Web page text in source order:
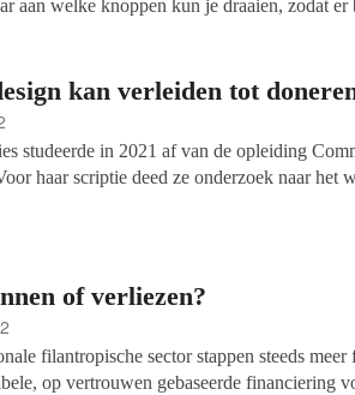
aan welke knoppen kun je draaien, zodat er
en marketingstrategieën binnen de
kan verleiden tot
studeerde in 2021 af van de opleiding
haar scriptie deed ze onderzoek naar het
zorg je ervoor dat de websitebezoekers in
goed doel is? Haar onderzoek bevat zeventig
het gebied van webdesign. In dit artikel
ook kunnen toepassen.
of verliezen?
filantropische sector stappen steeds meer
op vertrouwen gebaseerde financiering